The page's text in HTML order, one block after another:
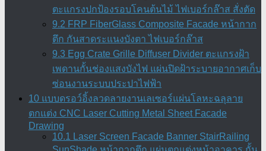
ตะแกรงปกป้องรอบโคนต้นไม้ ไฟเบอร์กล๊าส สั่งตัด
9.2 FRP FiberGlass Composite Facade หน้ากาก
ตึก กันสาดระแนงบังตา ไฟเบอร์กล๊าส
9.3 Egg Crate Grille Diffuser Divider ตะแกรงฝ้า
เพดานกั้นช่องแสงบังไฟ แผ่นปิดฝ้าระบายอากาศเก็บ
ซ่อนงานระบบประปาไฟฟ้า
10 แบบดรอว์อิ้งลวดลายงานเลเซอร์แผ่นโลหะฉลุลาย
ตกแต่ง CNC Laser Cutting Metal Sheet Facade
Drawing
10.1 Laser Screen Facade Banner StairRailing